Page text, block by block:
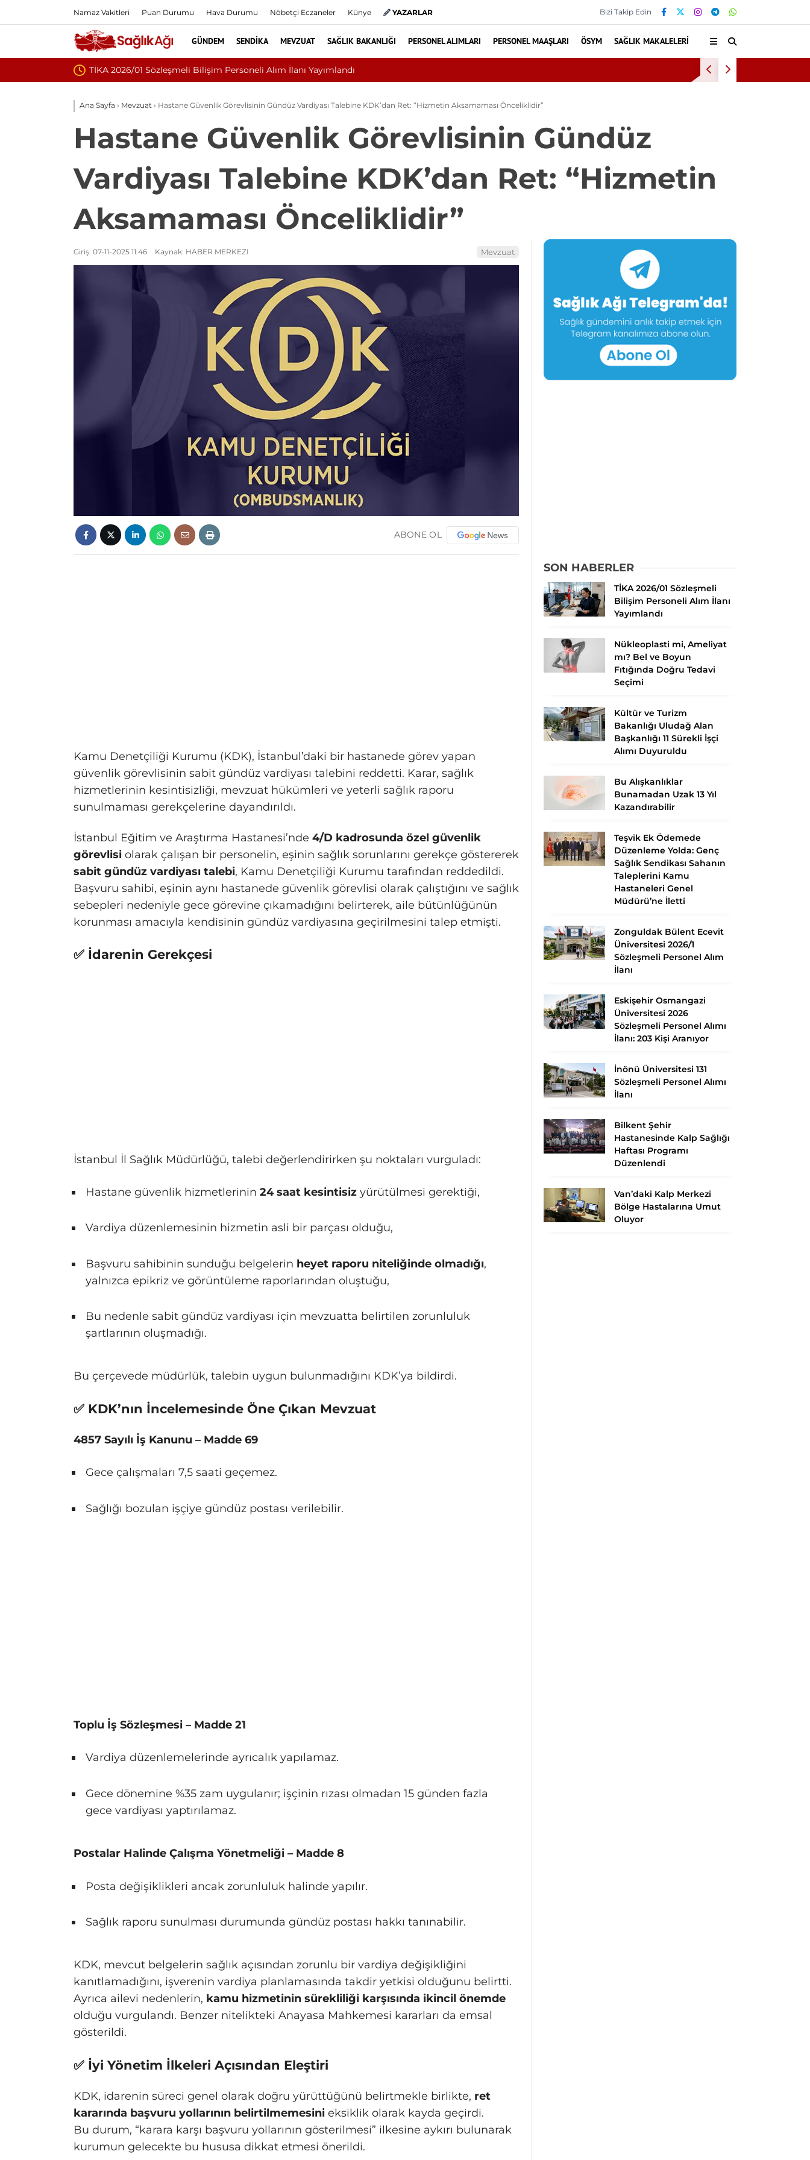
Namaz Vakitleri Puan Durumu Hava Durumu Nöbetçi Eczaneler Künye YAZARLAR Bizi Takip Edin
GÜNDEM SENDIKA MEVZUAT SAĞLIK BAKANLIĞI PERSONEL ALIMLARI PERSONEL MAAŞLARI ÖSYM SAĞLIK MAKALELERI
Nükleoplasti mi, Ameliyat mı? Bel ve Boyun Fıtığında Doğru Tedavi Seçimi
Ana Sayfa › Mevzuat › Hastane Güvenlik Görevlisinin Gündüz Vardiyası Talebine KDK’dan Ret: “Hizmetin Aksamaması Önceliklidir”
Hastane Güvenlik Görevlisinin Gündüz
Vardiyası Talebine KDK’dan Ret: “Hizmetin
Aksamaması Önceliklidir”
Giriş: 07-11-2025 11:46 Kaynak: HABER MERKEZI Mevzuat
ABONE OL
Kamu Denetçiliği Kurumu (KDK), İstanbul’daki bir hastanede görev yapan
güvenlik görevlisinin sabit gündüz vardiyası talebini reddetti. Karar, sağlık
hizmetlerinin kesintisizliği, mevzuat hükümleri ve yeterli sağlık raporu
sunulmaması gerekçelerine dayandırıldı.
İstanbul Eğitim ve Araştırma Hastanesi’nde 4/D kadrosunda özel güvenlik
görevlisi olarak çalışan bir personelin, eşinin sağlık sorunlarını gerekçe göstererek
sabit gündüz vardiyası talebi, Kamu Denetçiliği Kurumu tarafından reddedildi.
Başvuru sahibi, eşinin aynı hastanede güvenlik görevlisi olarak çalıştığını ve sağlık
sebepleri nedeniyle gece görevine çıkamadığını belirterek, aile bütünlüğünün
korunması amacıyla kendisinin gündüz vardiyasına geçirilmesini talep etmişti.
✅ İdarenin Gerekçesi
İstanbul İl Sağlık Müdürlüğü, talebi değerlendirirken şu noktaları vurguladı:
Hastane güvenlik hizmetlerinin 24 saat kesintisiz yürütülmesi gerektiği,
Vardiya düzenlemesinin hizmetin asli bir parçası olduğu,
Başvuru sahibinin sunduğu belgelerin heyet raporu niteliğinde olmadığı,
yalnızca epikriz ve görüntüleme raporlarından oluştuğu,
Bu nedenle sabit gündüz vardiyası için mevzuatta belirtilen zorunluluk
şartlarının oluşmadığı.
Bu çerçevede müdürlük, talebin uygun bulunmadığını KDK’ya bildirdi.
✅ KDK’nın İncelemesinde Öne Çıkan Mevzuat
4857 Sayılı İş Kanunu – Madde 69
Gece çalışmaları 7,5 saati geçemez.
Sağlığı bozulan işçiye gündüz postası verilebilir.
Toplu İş Sözleşmesi – Madde 21
Vardiya düzenlemelerinde ayrıcalık yapılamaz.
Gece dönemine %35 zam uygulanır; işçinin rızası olmadan 15 günden fazla
gece vardiyası yaptırılamaz.
Postalar Halinde Çalışma Yönetmeliği – Madde 8
Posta değişiklikleri ancak zorunluluk halinde yapılır.
Sağlık raporu sunulması durumunda gündüz postası hakkı tanınabilir.
KDK, mevcut belgelerin sağlık açısından zorunlu bir vardiya değişikliğini
kanıtlamadığını, işverenin vardiya planlamasında takdir yetkisi olduğunu belirtti.
Ayrıca ailevi nedenlerin, kamu hizmetinin sürekliliği karşısında ikincil önemde
olduğu vurgulandı. Benzer nitelikteki Anayasa Mahkemesi kararları da emsal
gösterildi.
✅ İyi Yönetim İlkeleri Açısından Eleştiri
KDK, idarenin süreci genel olarak doğru yürüttüğünü belirtmekle birlikte, ret
kararında başvuru yollarının belirtilmemesini eksiklik olarak kayda geçirdi.
Bu durum, “karara karşı başvuru yollarının gösterilmesi” ilkesine aykırı bulunarak
kurumun gelecekte bu hususa dikkat etmesi önerildi.
SON HABERLER
TİKA 2026/01 Sözleşmeli
Bilişim Personeli Alım İlanı
Yayımlandı
Nükleoplasti mi, Ameliyat
mı? Bel ve Boyun
Fıtığında Doğru Tedavi
Seçimi
Kültür ve Turizm
Bakanlığı Uludağ Alan
Başkanlığı 11 Sürekli İşçi
Alımı Duyuruldu
Bu Alışkanlıklar
Bunamadan Uzak 13 Yıl
Kazandırabilir
Teşvik Ek Ödemede
Düzenleme Yolda: Genç
Sağlık Sendikası Sahanın
Taleplerini Kamu
Hastaneleri Genel
Müdürü’ne İletti
Zonguldak Bülent Ecevit
Üniversitesi 2026/1
Sözleşmeli Personel Alım
İlanı
Eskişehir Osmangazi
Üniversitesi 2026
Sözleşmeli Personel Alımı
İlanı: 203 Kişi Aranıyor
İnönü Üniversitesi 131
Sözleşmeli Personel Alımı
İlanı
Bilkent Şehir
Hastanesinde Kalp Sağlığı
Haftası Programı
Düzenlendi
Van’daki Kalp Merkezi
Bölge Hastalarına Umut
Oluyor